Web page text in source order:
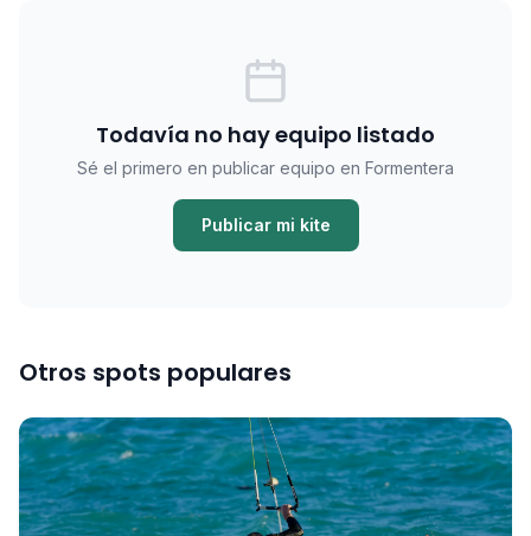
Todavía no hay equipo listado
Sé el primero en publicar equipo en Formentera
Publicar mi kite
Otros spots populares